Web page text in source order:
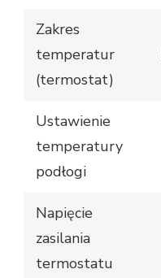
Zakres
temperatur
(termostat)
Ustawienie
temperatury
podłogi
Napięcie
zasilania
termostatu